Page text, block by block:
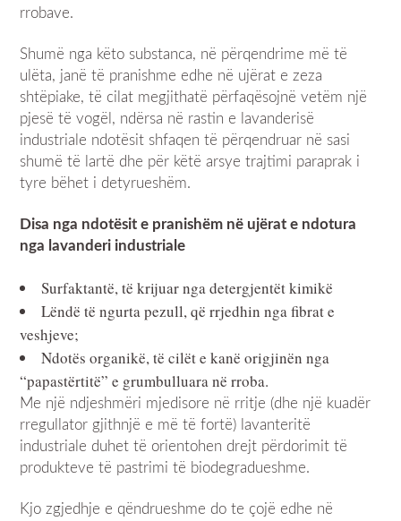
rrobave.
Shumë nga këto substanca, në përqendrime më të
ulëta, janë të pranishme edhe në ujërat e zeza
shtëpiake, të cilat megjithatë përfaqësojnë vetëm një
pjesë të vogël, ndërsa në rastin e lavanderisë
industriale ndotësit shfaqen të përqendruar në sasi
shumë të lartë dhe për këtë arsye trajtimi paraprak i
tyre bëhet i detyrueshëm.
Disa nga ndotësit e pranishëm në ujërat e ndotura
nga lavanderi industriale
Surfaktantë, të krijuar nga detergjentët kimikë
Lëndë të ngurta pezull, që rrjedhin nga fibrat e
veshjeve;
Ndotës organikë, të cilët e kanë origjinën nga
“papastërtitë” e grumbulluara në rroba.
Me një ndjeshmëri mjedisore në rritje (dhe një kuadër
rregullator gjithnjë e më të fortë) lavanteritë
industriale duhet të orientohen drejt përdorimit të
produkteve të pastrimi të biodegradueshme.
Kjo zgjedhje e qëndrueshme do te çojë edhe në